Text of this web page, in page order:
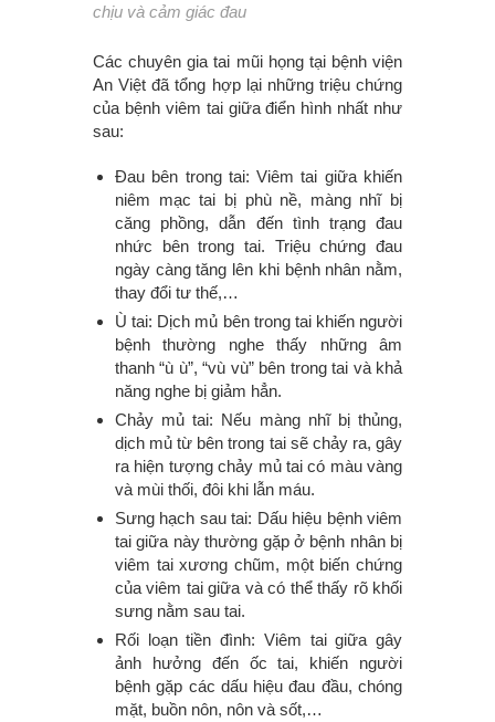
chịu và cảm giác đau
Các chuyên gia tai mũi họng tại bệnh viện
An Việt đã tổng hợp lại những triệu chứng
của bệnh viêm tai giữa điển hình nhất như
sau:
Đau bên trong tai: Viêm tai giữa khiến
niêm mạc tai bị phù nề, màng nhĩ bị
căng phồng, dẫn đến tình trạng đau
nhức bên trong tai. Triệu chứng đau
ngày càng tăng lên khi bệnh nhân nằm,
thay đổi tư thế,…
Ù tai: Dịch mủ bên trong tai khiến người
bệnh thường nghe thấy những âm
thanh “ù ù”, “vù vù” bên trong tai và khả
năng nghe bị giảm hẳn.
Chảy mủ tai: Nếu màng nhĩ bị thủng,
dịch mủ từ bên trong tai sẽ chảy ra, gây
ra hiện tượng chảy mủ tai có màu vàng
và mùi thối, đôi khi lẫn máu.
Sưng hạch sau tai: Dấu hiệu bệnh viêm
tai giữa này thường gặp ở bệnh nhân bị
viêm tai xương chũm, một biến chứng
của viêm tai giữa và có thể thấy rõ khối
sưng nằm sau tai.
Rối loạn tiền đình: Viêm tai giữa gây
ảnh hưởng đến ốc tai, khiến người
bệnh gặp các dấu hiệu đau đầu, chóng
mặt, buồn nôn, nôn và sốt,…